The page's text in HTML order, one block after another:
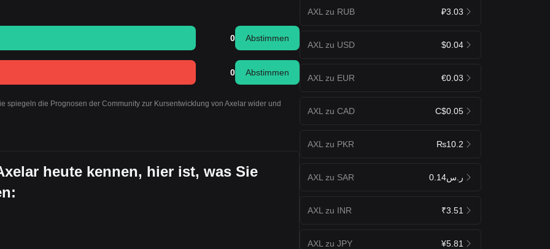
0 Abstimmen
0 Abstimmen
spiegeln die Prognosen der Community zur Kursentwicklung von Axelar wider und
heute kennen, hier ist, was Sie
AXL zu RUB ₽3.03
AXL zu USD $0.04
AXL zu EUR €0.03
AXL zu CAD C$0.05
AXL zu PKR ₨10.2
AXL zu SAR ر.س0.14
AXL zu INR ₹3.51
AXL zu JPY ¥5.81